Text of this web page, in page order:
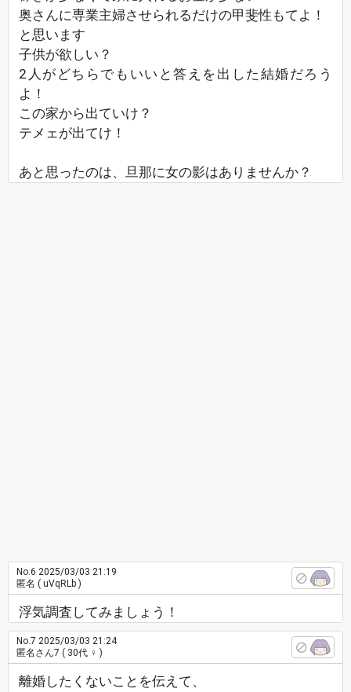
奥さんに専業主婦させられるだけの甲斐性もてよ！
と思います
子供が欲しい？
2人がどちらでもいいと答えを出した結婚だろう
よ！
この家から出ていけ？
テメェが出てけ！
あと思ったのは、旦那に女の影はありませんか？
No.6 2025/03/03 21:19
匿名 ( uVqRLb )
浮気調査してみましょう！
No.7 2025/03/03 21:24
匿名さん7 ( 30代 ♀ )
離婚したくないことを伝えて、